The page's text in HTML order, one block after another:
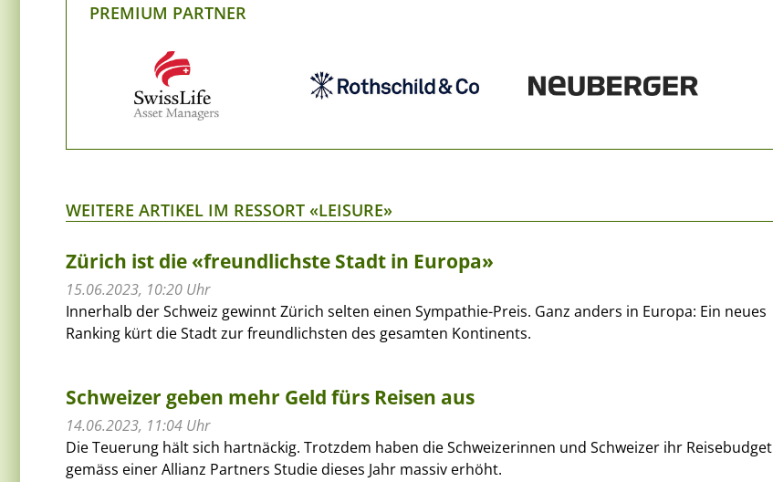
PREMIUM PARTNER
WEITERE ARTIKEL IM RESSORT «LEISURE»
Zürich ist die «freundlichste Stadt in Europa»
15.06.2023, 10:20 Uhr
Innerhalb der Schweiz gewinnt Zürich selten einen Sympathie-Preis. Ganz anders in Europa: Ein neues
Ranking kürt die Stadt zur freundlichsten des gesamten Kontinents.
Schweizer geben mehr Geld fürs Reisen aus
14.06.2023, 11:04 Uhr
Die Teuerung hält sich hartnäckig. Trotzdem haben die Schweizerinnen und Schweizer ihr Reisebudget
gemäss einer Allianz Partners Studie dieses Jahr massiv erhöht.